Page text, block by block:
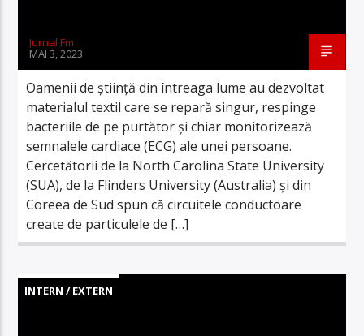
Jurnal Fm
MAI 3, 2023
Oamenii de știință din întreaga lume au dezvoltat
materialul textil care se repară singur, respinge
bacteriile de pe purtător și chiar monitorizează
semnalele cardiace (ECG) ale unei persoane.
Cercetătorii de la North Carolina State University
(SUA), de la Flinders University (Australia) și din
Coreea de Sud spun că circuitele conductoare
create de particulele de […]
INTERN / EXTERN